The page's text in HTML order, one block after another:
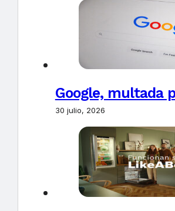
Google, multada
30 julio, 2026